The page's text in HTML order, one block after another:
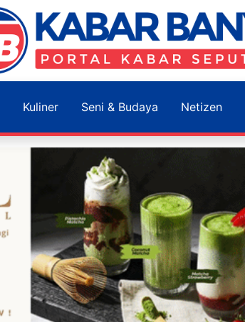
Kuliner Seni & Budaya Netizen